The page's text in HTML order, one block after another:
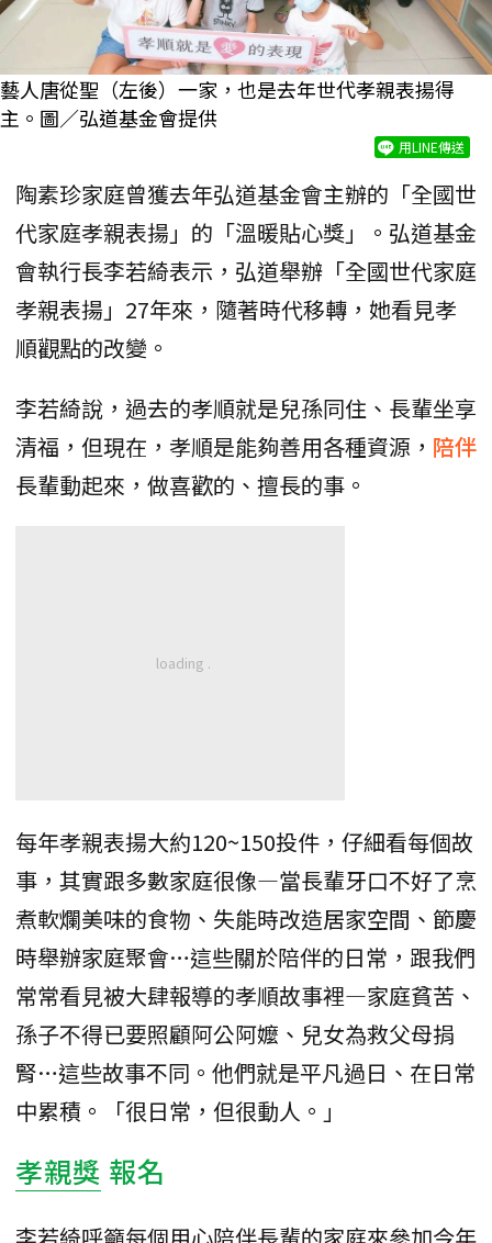
藝人唐從聖（左後）一家，也是去年世代孝親表揚得
主。圖／弘道基金會提供
用LINE傳送
陶素珍家庭曾獲去年弘道基金會主辦的「全國世
代家庭孝親表揚」的「溫暖貼心獎」。弘道基金
會執行長李若綺表示，弘道舉辦「全國世代家庭
孝親表揚」27年來，隨著時代移轉，她看見孝
順觀點的改變。
李若綺說，過去的孝順就是兒孫同住、長輩坐享
清福，但現在，孝順是能夠善用各種資源， 陪伴
長輩動起來，做喜歡的、擅長的事。
每年孝親表揚大約120~150投件，仔細看每個故
事，其實跟多數家庭很像—當長輩牙口不好了烹
煮軟爛美味的食物、失能時改造居家空間、節慶
時舉辦家庭聚會…這些關於陪伴的日常，跟我們
常常看見被大肆報導的孝順故事裡—家庭貧苦、
孫子不得已要照顧阿公阿嬤、兒女為救父母捐
腎…這些故事不同。他們就是平凡過日、在日常
中累積。「很日常，但很動人。」
孝親獎 報名
李若綺呼籲每個用心陪伴長輩的家庭來參加今年